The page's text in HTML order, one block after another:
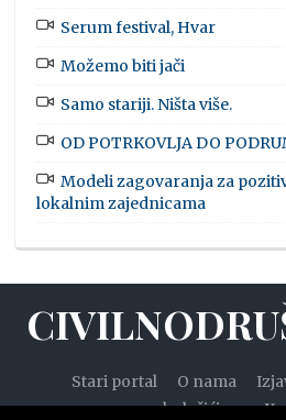
Serum festival, Hvar
Možemo biti jači
Samo stariji. Ništa više.
OD POTRKOVLJA DO
Modeli zagovaranja za
lokalnim zajednicama
Stari portal O nama
kolačićima